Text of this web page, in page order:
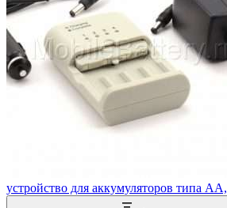
устройство для аккумуляторов типа